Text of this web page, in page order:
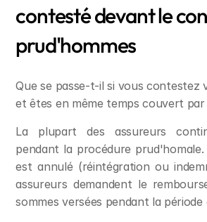
contesté devant le
prud'hommes
Que se passe-t-il si vous contestez
et êtes en même temps couvert par
La plupart des assureurs
pendant la procédure prud'homale.
est annulé (réintégration ou
assureurs demandent le
sommes versées pendant la